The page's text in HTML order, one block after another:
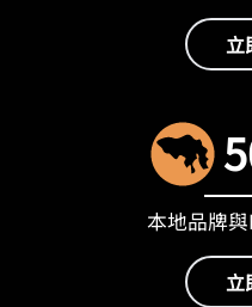
立
本地品牌
立